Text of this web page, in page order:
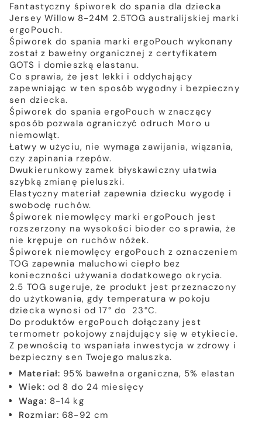
Fantastyczny śpiworek do spania dla dziecka
Jersey Willow 8-24M 2.5TOG australijskiej marki
ergoPouch.
Śpiworek do spania marki ergoPouch wykonany
został z bawełny organicznej z certyfikatem
GOTS i domieszką elastanu.
Co sprawia, że jest lekki i oddychający
zapewniając w ten sposób wygodny i bezpieczny
sen dziecka.
Śpiworek do spania ergoPouch w znaczący
sposób pozwala ograniczyć odruch Moro u
niemowląt.
Łatwy w użyciu, nie wymaga zawijania, wiązania,
czy zapinania rzepów.
Dwukierunkowy zamek błyskawiczny ułatwia
szybką zmianę pieluszki.
Elastyczny materiał zapewnia dziecku wygodę i
swobodę ruchów.
Śpiworek niemowlęcy marki ergoPouch jest
rozszerzony na wysokości bioder co sprawia, że
nie krępuje on ruchów nóżek.
Śpiworek niemowlęcy ergoPouch z oznaczeniem
TOG zapewnia maluchowi ciepło bez
konieczności używania dodatkowego okrycia.
2.5 TOG sugeruje, że produkt jest przeznaczony
do użytkowania, gdy temperatura w pokoju
dziecka wynosi od 17° do 23°C.
Do produktów ergoPouch dołączany jest
termometr pokojowy znajdujący się w etykiecie.
Z pewnością to wspaniała inwestycja w zdrowy i
bezpieczny sen Twojego maluszka.
Materiał: 95% bawełna organiczna, 5% elastan
Wiek: od 8 do 24 miesięcy
Waga: 8-14 kg
Rozmiar: 68-92 cm